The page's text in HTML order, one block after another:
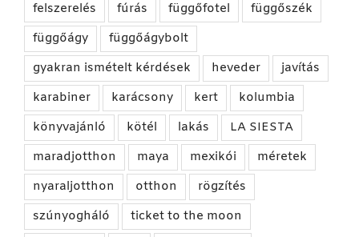
felszerelés
fúrás függőfotel
függőszék
függőágy
függőágybolt
gyakran ismételt kérdések
heveder
javítás
karabiner
karácsony kert
kolumbia
könyvajánló
kötél lakás
LA SIESTA
maradjotthon
maya mexikói
méretek
nyaraljotthon
otthon
rögzítés
szúnyogháló
ticket to the moon